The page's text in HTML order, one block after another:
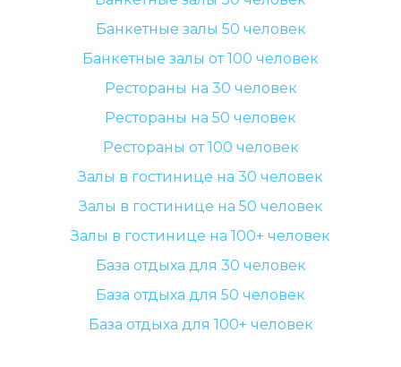
Банкетные залы 50 человек
Банкетные залы от 100 человек
Рестораны на 30 человек
Рестораны на 50 человек
Рестораны от 100 человек
Залы в гостинице на 30 человек
Залы в гостинице на 50 человек
Залы в гостинице на 100+ человек
База отдыха для 30 человек
База отдыха для 50 человек
База отдыха для 100+ человек